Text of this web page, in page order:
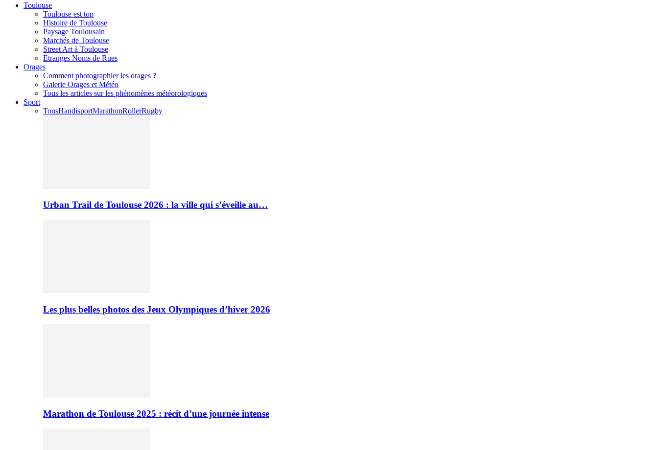
Toulouse
Toulouse est top
Histoire de Toulouse
Paysage Toulousain
Marchés de Toulouse
Street Art à Toulouse
Etranges Noms de Rues
Orages
Comment photographier les orages ?
Galerie Orages et Météo
Tous les articles sur les phénomènes météorologiques
Sport
TousHandisportMarathonRollerRugby
Urban Trail de Toulouse 2026 : la ville qui s’éveille au…
Les plus belles photos des Jeux Olympiques d’hiver 2026
Marathon de Toulouse 2025 : récit d’une journée intense